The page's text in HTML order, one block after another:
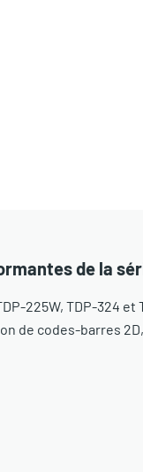
de la
225W, TDP-324 et
de codes-barres